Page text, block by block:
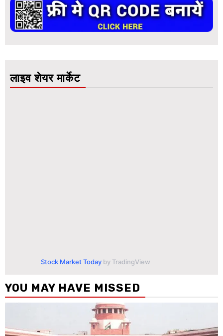
लाइव शेयर मार्केट
Stock Market Today by TradingView
YOU MAY HAVE MISSED